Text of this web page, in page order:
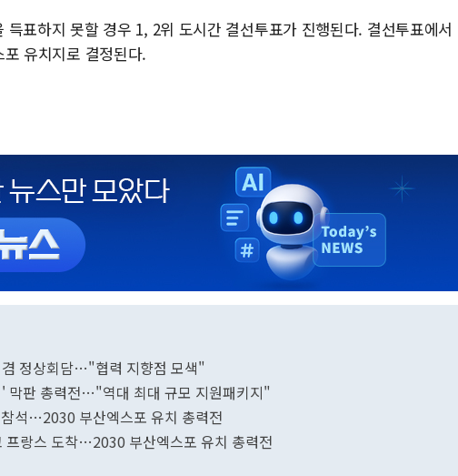
표하지 못할 경우 1, 2위 도시간 결선투표가 진행된다. 결선투표에서
유치지로 결정된다.
정상회담…"협력 지향점 모색"
막판 총력전…"역대 최대 규모 지원패키지"
석…2030 부산엑스포 유치 총력전
프랑스 도착…2030 부산엑스포 유치 총력전